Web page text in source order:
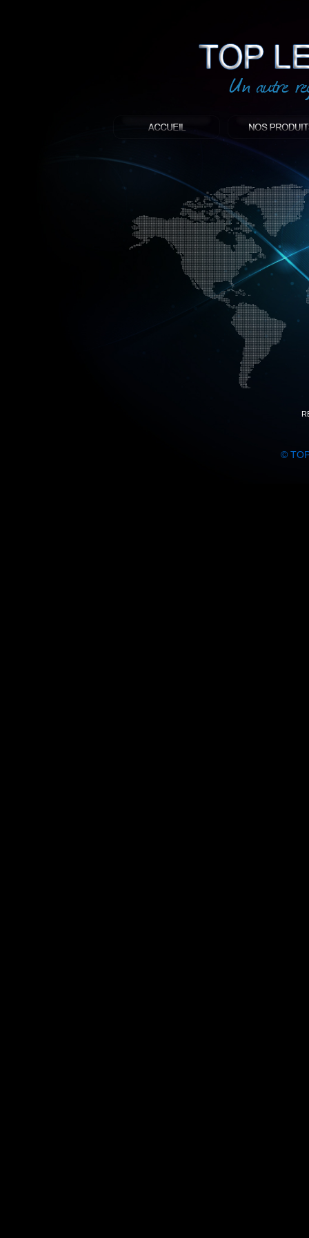
©
: Top led world
Produit décoratif led
Objet publicitaire led
éclairage blanc led
Enseigne publicitaire
Fabriquant et distributeur français
gamme à base de LED.
led, Topledworld, top led world, top
économie énergie, edf, lumière,